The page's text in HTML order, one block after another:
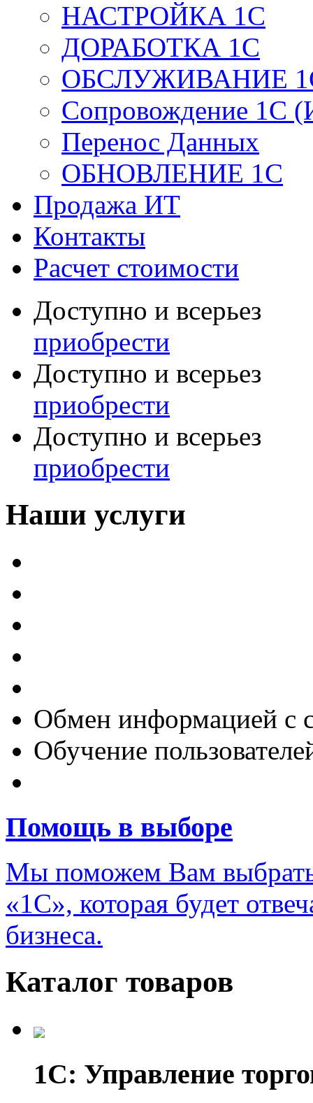
НАСТРОЙКА 1С
ДОРАБОТКА 1С
ОБСЛУЖИВАНИЕ
Сопровождение 1С
Перенос Данных
ОБНОВЛЕНИЕ 1С
Продажа ИТ
Контакты
Расчет стоимости
Доступно и всерьез
приобрести
Доступно и всерьез
приобрести
Доступно и всерьез
приобрести
Наши услуги
Обмен информацией с
Обучение
Помощь в выборе
Мы поможем Вам
«1С», которая будет
бизнеса.
Каталог товаров
1С: Управление